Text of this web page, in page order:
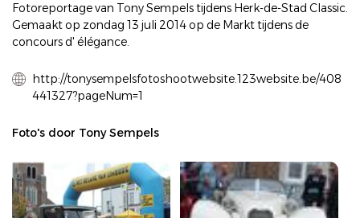
Fotoreportage van Tony Sempels tijdens Herk-de-Stad Classic.
Gemaakt op zondag 13 juli 2014 op de Markt tijdens de
concours d' élégance.
http://tonysempelsfotoshootwebsite.123website.be/408
441327?pageNum=1
Foto's door Tony Sempels